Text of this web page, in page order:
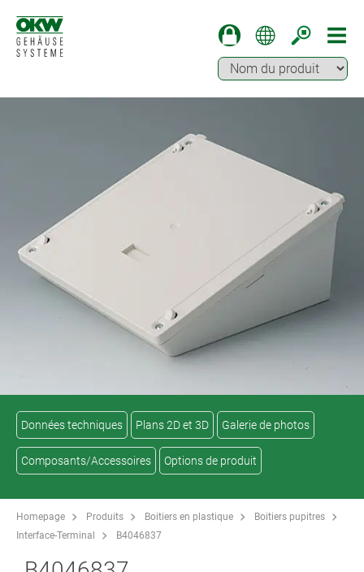
Données techniques Plans 2D et 3D Galerie de photos
Composants/Accessoires Options de produit
Homepage Produits Boitiers en plastique
Boitiers pupitres
Interface-Terminal
B4046837